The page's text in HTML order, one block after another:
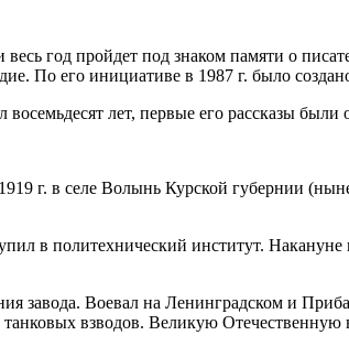
весь год пройдет под знаком памяти о
По его инициативе в 1987 г. было
лет, первые его рассказы были
г. в селе Волынь Курской губернии
в политехнический институт.
завода. Воевал на Ленинградском и
взводов. Великую